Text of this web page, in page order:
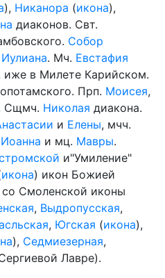
), Никанора (икона),
диаконов. Свт.
Собор
Иулиана. Мч. Евстафия
иже в Милете Карийском.
Прп. Моисея,
Сщмч. Николая диакона.
и Елены, мчч.
Иоанна и мц. Мавры.
и"Умиление"
икона) икон Божией
Смоленской иконы
, Выдропусская,
, Югская (икона),
), Седмиезерная,
Лавре).